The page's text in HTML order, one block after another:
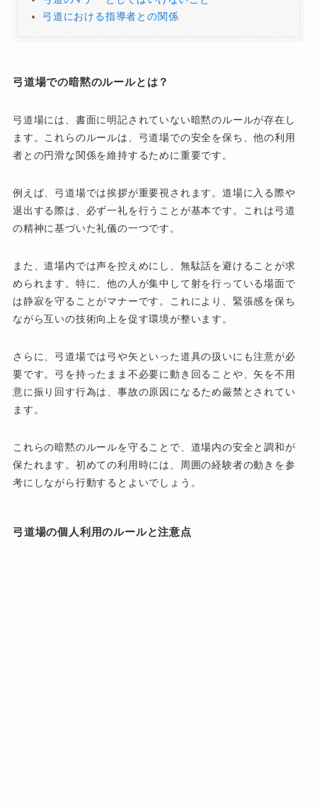
弓道における指導者との関係
弓道場での暗黙のルールとは？
弓道場には、書面に明記されていない暗黙のルールが存在し
ます。これらのルールは、弓道場での安全を保ち、他の利用
者との円滑な関係を維持するために重要です。
例えば、弓道場では挨拶が重要視されます。道場に入る際や
退出する際は、必ず一礼を行うことが基本です。これは弓道
の精神に基づいた礼儀の一つです。
また、道場内では声を控えめにし、無駄話を避けることが求
められます。特に、他の人が集中して射を行っている場面で
は静寂を守ることがマナーです。これにより、緊張感を保ち
ながら互いの技術向上を促す環境が整います。
さらに、弓道場では弓や矢といった道具の扱いにも注意が必
要です。弓を持ったまま不必要に動き回ることや、矢を不用
意に振り回す行為は、事故の原因になるため厳禁とされてい
ます。
これらの暗黙のルールを守ることで、道場内の安全と調和が
保たれます。初めての利用時には、周囲の経験者の動きを参
考にしながら行動するとよいでしょう。
弓道場の個人利用のルールと注意点